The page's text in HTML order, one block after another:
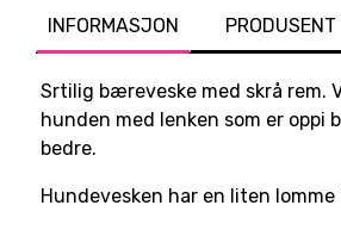
INFORMASJON PRODUSENT
Srtilig bæreveske med skrå rem.
hunden med lenken som er
bedre.
Hundevesken har en liten